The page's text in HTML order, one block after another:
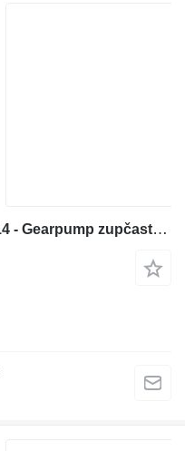
Ultra 68394697 - Ahlmann AZ 14 - Gearpump zupčasta pumpa za prednjeg utovarivača